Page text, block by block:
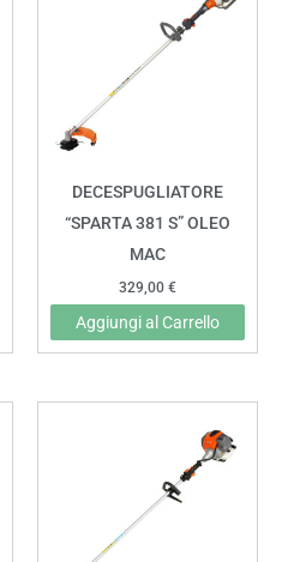
DECESPUGLIATORE
“SPARTA 381 S” OLEO
MAC
329,00 €
Aggiungi al Carrello